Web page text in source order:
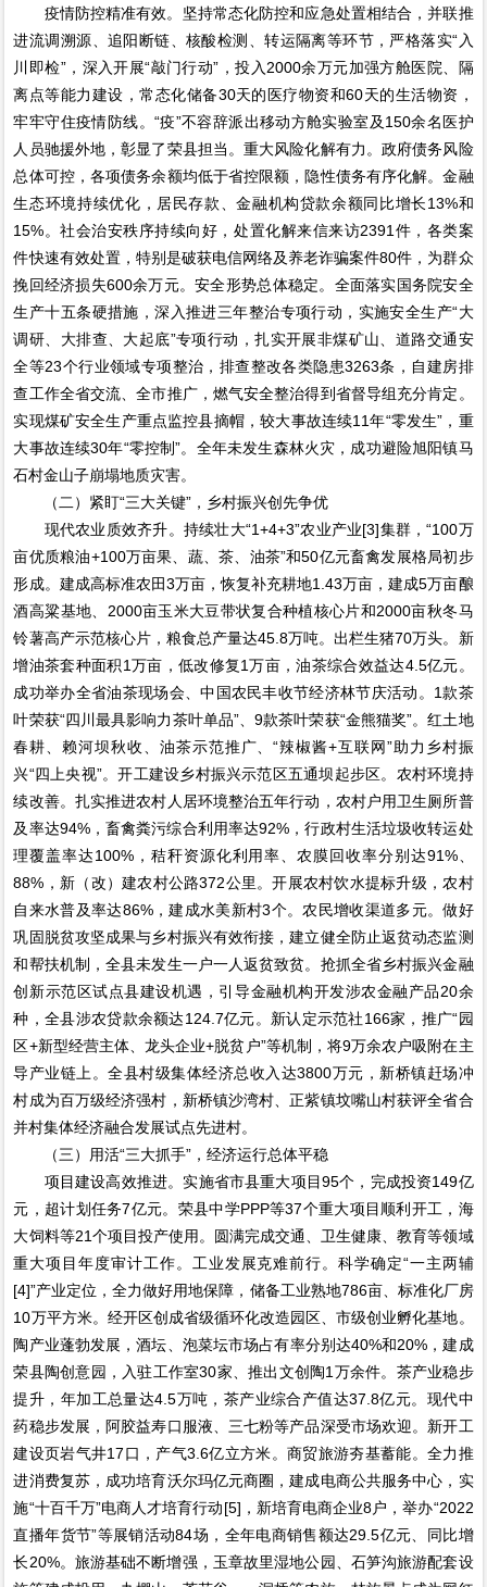
疫情防控精准有效。坚持常态化防控和应急处置相结合，并联推
进流调溯源、追阳断链、核酸检测、转运隔离等环节，严格落实“入
川即检”，深入开展“敲门行动”，投入2000余万元加强方舱医院、隔
离点等能力建设，常态化储备30天的医疗物资和60天的生活物资，
牢牢守住疫情防线。“疫”不容辞派出移动方舱实验室及150余名医护
人员驰援外地，彰显了荣县担当。重大风险化解有力。政府债务风险
总体可控，各项债务余额均低于省控限额，隐性债务有序化解。金融
生态环境持续优化，居民存款、金融机构贷款余额同比增长13%和
15%。社会治安秩序持续向好，处置化解来信来访2391件，各类案
件快速有效处置，特别是破获电信网络及养老诈骗案件80件，为群众
挽回经济损失600余万元。安全形势总体稳定。全面落实国务院安全
生产十五条硬措施，深入推进三年整治专项行动，实施安全生产“大
调研、大排查、大起底”专项行动，扎实开展非煤矿山、道路交通安
全等23个行业领域专项整治，排查整改各类隐患3263条，自建房排
查工作全省交流、全市推广，燃气安全整治得到省督导组充分肯定。
实现煤矿安全生产重点监控县摘帽，较大事故连续11年“零发生”，重
大事故连续30年“零控制”。全年未发生森林火灾，成功避险旭阳镇马
石村金山子崩塌地质灾害。
（二）紧盯“三大关键”，乡村振兴创先争优
现代农业质效齐升。持续壮大“1+4+3”农业产业[3]集群，“100万
亩优质粮油+100万亩果、蔬、茶、油茶”和50亿元畜禽发展格局初步
形成。建成高标准农田3万亩，恢复补充耕地1.43万亩，建成5万亩酿
酒高粱基地、2000亩玉米大豆带状复合种植核心片和2000亩秋冬马
铃薯高产示范核心片，粮食总产量达45.8万吨。出栏生猪70万头。新
增油茶套种面积1万亩，低改修复1万亩，油茶综合效益达4.5亿元。
成功举办全省油茶现场会、中国农民丰收节经济林节庆活动。1款茶
叶荣获“四川最具影响力茶叶单品”、9款茶叶荣获“金熊猫奖”。红土地
春耕、赖河坝秋收、油茶示范推广、“辣椒酱+互联网”助力乡村振
兴“四上央视”。开工建设乡村振兴示范区五通坝起步区。农村环境持
续改善。扎实推进农村人居环境整治五年行动，农村户用卫生厕所普
及率达94%，畜禽粪污综合利用率达92%，行政村生活垃圾收转运处
理覆盖率达100%，秸秆资源化利用率、农膜回收率分别达91%、
88%，新（改）建农村公路372公里。开展农村饮水提标升级，农村
自来水普及率达86%，建成水美新村3个。农民增收渠道多元。做好
巩固脱贫攻坚成果与乡村振兴有效衔接，建立健全防止返贫动态监测
和帮扶机制，全县未发生一户一人返贫致贫。抢抓全省乡村振兴金融
创新示范区试点县建设机遇，引导金融机构开发涉农金融产品20余
种，全县涉农贷款余额达124.7亿元。新认定示范社166家，推广“园
区+新型经营主体、龙头企业+脱贫户”等机制，将9万余农户吸附在主
导产业链上。全县村级集体经济总收入达3800万元，新桥镇赶场冲
村成为百万级经济强村，新桥镇沙湾村、正紫镇坟嘴山村获评全省合
并村集体经济融合发展试点先进村。
（三）用活“三大抓手”，经济运行总体平稳
项目建设高效推进。实施省市县重大项目95个，完成投资149亿
元，超计划任务7亿元。荣县中学PPP等37个重大项目顺利开工，海
大饲料等21个项目投产使用。圆满完成交通、卫生健康、教育等领域
重大项目年度审计工作。工业发展克难前行。科学确定“一主两辅
[4]”产业定位，全力做好用地保障，储备工业熟地786亩、标准化厂房
10万平方米。经开区创成省级循环化改造园区、市级创业孵化基地。
陶产业蓬勃发展，酒坛、泡菜坛市场占有率分别达40%和20%，建成
荣县陶创意园，入驻工作室30家、推出文创陶1万余件。茶产业稳步
提升，年加工总量达4.5万吨，茶产业综合产值达37.8亿元。现代中
药稳步发展，阿胶益寿口服液、三七粉等产品深受市场欢迎。新开工
建设页岩气井17口，产气3.6亿立方米。商贸旅游夯基蓄能。全力推
进消费复苏，成功培育沃尔玛亿元商圈，建成电商公共服务中心，实
施“十百千万”电商人才培育行动[5]，新培育电商企业8户，举办“2022
直播年货节”等展销活动84场，全年电商销售额达29.5亿元、同比增
长20%。旅游基础不断增强，玉章故里湿地公园、石笋沟旅游配套设